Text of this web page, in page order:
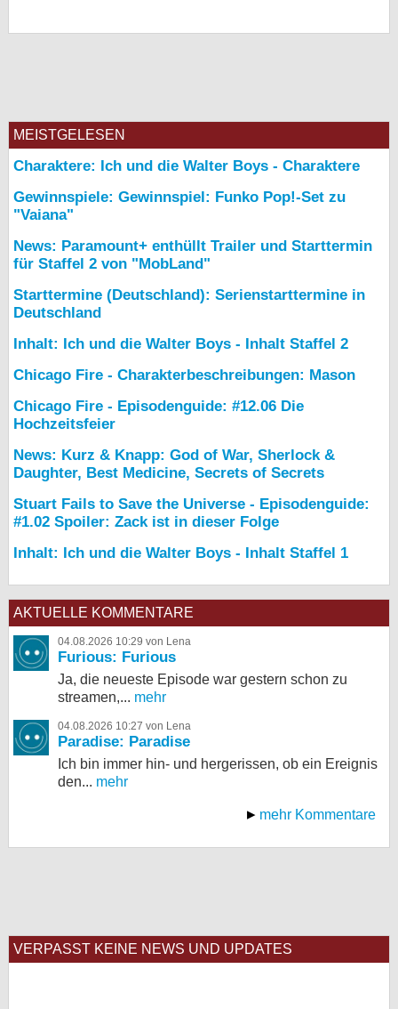
MEISTGELESEN
Charaktere: Ich und die Walter Boys - Charaktere
Gewinnspiele: Gewinnspiel: Funko Pop!-Set zu
"Vaiana"
News: Paramount+ enthüllt Trailer und Starttermin
für Staffel 2 von "MobLand"
Starttermine (Deutschland): Serienstarttermine in
Deutschland
Inhalt: Ich und die Walter Boys - Inhalt Staffel 2
Chicago Fire - Charakterbeschreibungen: Mason
Chicago Fire - Episodenguide: #12.06 Die
Hochzeitsfeier
News: Kurz & Knapp: God of War, Sherlock &
Daughter, Best Medicine, Secrets of Secrets
Stuart Fails to Save the Universe - Episodenguide:
#1.02 Spoiler: Zack ist in dieser Folge
Inhalt: Ich und die Walter Boys - Inhalt Staffel 1
AKTUELLE KOMMENTARE
04.08.2026 10:29 von Lena
Furious: Furious
Ja, die neueste Episode war gestern schon zu
streamen,... mehr
04.08.2026 10:27 von Lena
Paradise: Paradise
Ich bin immer hin- und hergerissen, ob ein Ereignis
den... mehr
mehr Kommentare
VERPASST KEINE NEWS UND UPDATES